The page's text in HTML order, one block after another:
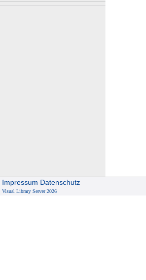
Impressum Datenschutz
Visual Library Server 2026